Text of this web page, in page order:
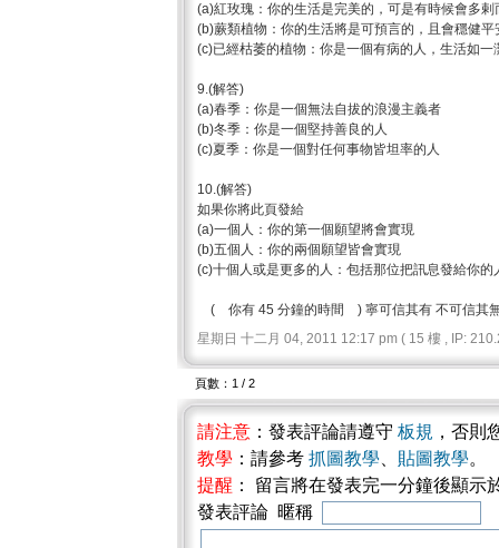
(a)紅玫瑰：你的生活是完美的，可是有時候會多剌
(b)蕨類植物：你的生活將是可預言的，且會穩健平
(c)已經枯萎的植物：你是一個有病的人，生活如一
9.(解答)
(a)春季：你是一個無法自拔的浪漫主義者
(b)冬季：你是一個堅持善良的人
(c)夏季：你是一個對任何事物皆坦率的人
10.(解答)
如果你將此頁發給
(a)一個人：你的第一個願望將會實現
(b)五個人：你的兩個願望皆會實現
(c)十個人或是更多的人：包括那位把訊息發給你
( 你有 45 分鐘的時間 ) 寧可信其有 不可信其
星期日 十二月 04, 2011 12:17 pm ( 15 樓 , IP:
頁數：1 / 2
請注意 ：發表評論請遵守 板規 ，否則
教學 ：請參考 抓圖教學 貼圖教學。
提醒 ： 留言將在發表完一分鐘後顯
發表評論 暱稱